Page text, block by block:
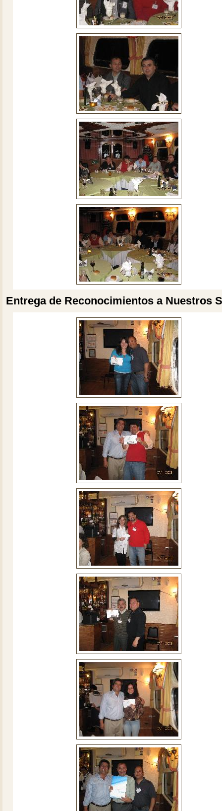
Entrega de Reconocimientos a Nuestros